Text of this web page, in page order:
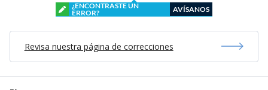
¿ENCONTRASTE UN
ERROR?
AVÍSANOS
Revisa nuestra página de correcciones